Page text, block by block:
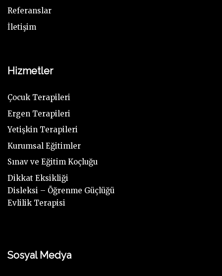
Referanslar
İletişim
Hizmetler
Çocuk Terapileri
Ergen Terapileri
Yetişkin Terapileri
Kurumsal Eğitimler
Sınav ve Eğitim Koçluğu
Dikkat Eksikliği
Disleksi – Öğrenme Güçlüğü
Evlilik Terapisi
Sosyal Medya